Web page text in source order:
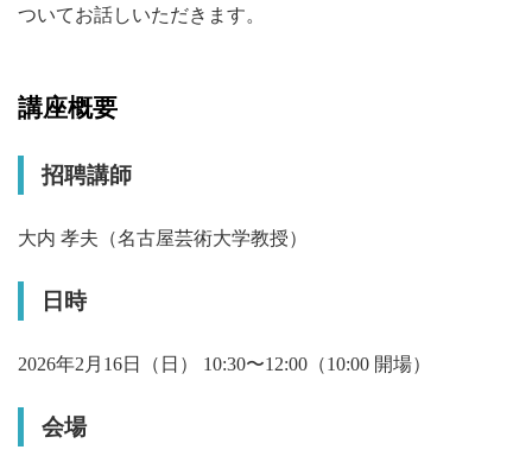
ついてお話しいただきます。
講座概要
招聘講師
大内 孝夫（名古屋芸術大学教授）
日時
2026年2月16日（日） 10:30〜12:00（10:00 開場）
会場